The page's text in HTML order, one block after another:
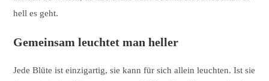
hell es geht.
Gemeinsam leuchtet man heller
Jede Blüte ist einzigartig, sie kann für sich allein leuchten. Ist sie